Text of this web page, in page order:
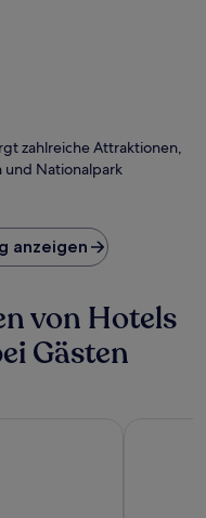
zahlreiche Attraktionen,
und Nationalpark
anzeigen
von Hotels
Gästen